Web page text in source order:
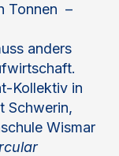
Tonnen –
anders
Kollektiv in
Schwerin,
Wismar